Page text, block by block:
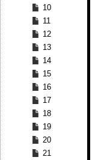
10
11
12
13
14
15
16
17
18
19
20
21